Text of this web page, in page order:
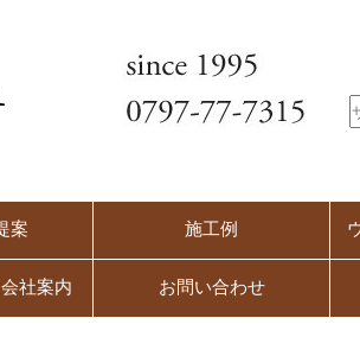
案 施工例
社案内 お問い合わせ